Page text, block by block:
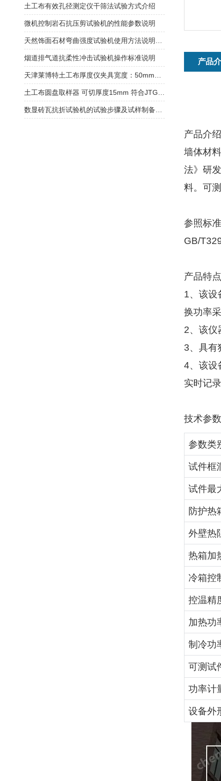
产品
产品介绍
墙体材
法》研
料。可
参照标
GB/
产品特
1、该设
换功率
2、该仪
3、具有
4、该设
实时记
技术参
参数类
试件框
试件最
防护热
外壁热
热箱加
冷箱控
控温精
加热功
制冷功
可测试
功率计
设备外
土工布有效孔径测定仪干筛法试验方式介绍
微机控制岩石抗压剪试验机的性能参数说明
烟道排气道抗柔性冲击试验机操作标准说明